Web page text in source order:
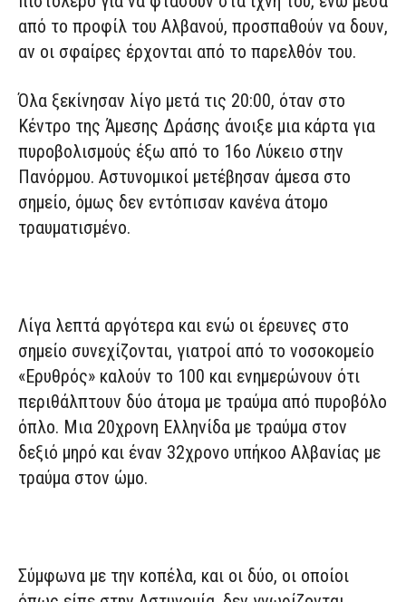
από το προφίλ του Αλβανού, προσπαθούν να δουν,
αν οι σφαίρες έρχονται από το παρελθόν του.
Όλα ξεκίνησαν λίγο μετά τις 20:00, όταν στο
Κέντρο της Άμεσης Δράσης άνοιξε μια κάρτα για
πυροβολισμούς έξω από το 16ο Λύκειο στην
Πανόρμου. Αστυνομικοί μετέβησαν άμεσα στο
σημείο, όμως δεν εντόπισαν κανένα άτομο
τραυματισμένο.
Λίγα λεπτά αργότερα και ενώ οι έρευνες στο
σημείο συνεχίζονται, γιατροί από το νοσοκομείο
«Ερυθρός» καλούν το 100 και ενημερώνουν ότι
περιθάλπτουν δύο άτομα με τραύμα από πυροβόλο
όπλο. Μια 20χρονη Ελληνίδα με τραύμα στον
δεξιό μηρό και έναν 32χρονο υπήκοο Αλβανίας με
τραύμα στον ώμο.
Σύμφωνα με την κοπέλα, και οι δύο, οι οποίοι